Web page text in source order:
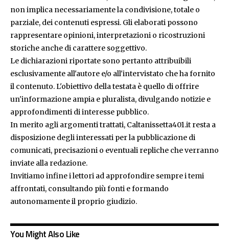
non implica necessariamente la condivisione, totale o
parziale, dei contenuti espressi. Gli elaborati possono
rappresentare opinioni, interpretazioni o ricostruzioni
storiche anche di carattere soggettivo.
Le dichiarazioni riportate sono pertanto attribuibili
esclusivamente all'autore e/o all'intervistato che ha fornito
il contenuto. L'obiettivo della testata è quello di offrire
un'informazione ampia e pluralista, divulgando notizie e
approfondimenti di interesse pubblico.
In merito agli argomenti trattati, Caltanissetta401.it resta a
disposizione degli interessati per la pubblicazione di
comunicati, precisazioni o eventuali repliche che verranno
inviate alla redazione.
Invitiamo infine i lettori ad approfondire sempre i temi
affrontati, consultando più fonti e formando
autonomamente il proprio giudizio.
You Might Also Like